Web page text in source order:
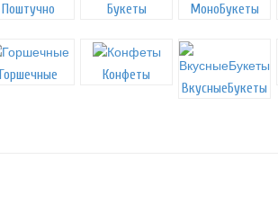
Поштучно Букеты МоноБукеты
Горшечные
Конфеты
ВкусныеБукеты